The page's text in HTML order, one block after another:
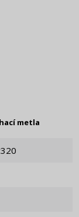
metla